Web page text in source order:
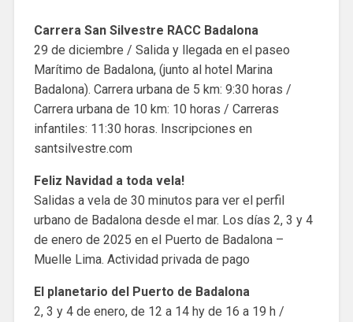
Carrera San Silvestre RACC Badalona
29 de diciembre / Salida y llegada en el paseo
Marítimo de Badalona, (junto al hotel Marina
Badalona). Carrera urbana de 5 km: 9:30 horas /
Carrera urbana de 10 km: 10 horas / Carreras
infantiles: 11:30 horas. Inscripciones en
santsilvestre.com
Feliz Navidad a toda vela!
Salidas a vela de 30 minutos para ver el perfil
urbano de Badalona desde el mar. Los días 2, 3 y 4
de enero de 2025 en el Puerto de Badalona –
Muelle Lima. Actividad privada de pago
El planetario del Puerto de Badalona
2, 3 y 4 de enero, de 12 a 14 hy de 16 a 19 h /